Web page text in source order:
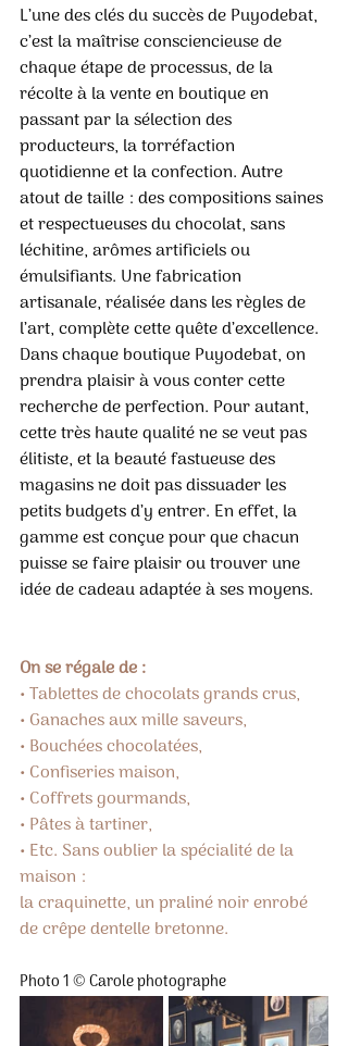
L’une des clés du succès de Puyodebat,
c’est la maîtrise consciencieuse de
chaque étape de processus, de la
récolte à la vente en boutique en
passant par la sélection des
producteurs, la torréfaction
quotidienne et la confection. Autre
atout de taille : des compositions saines
et respectueuses du chocolat, sans
léchitine, arômes artificiels ou
émulsifiants. Une fabrication
artisanale, réalisée dans les règles de
l’art, complète cette quête d’excellence.
Dans chaque boutique Puyodebat, on
prendra plaisir à vous conter cette
recherche de perfection. Pour autant,
cette très haute qualité ne se veut pas
élitiste, et la beauté fastueuse des
magasins ne doit pas dissuader les
petits budgets d’y entrer. En effet, la
gamme est conçue pour que chacun
puisse se faire plaisir ou trouver une
idée de cadeau adaptée à ses moyens.
On se régale de :
• Tablettes de chocolats grands crus,
• Ganaches aux mille saveurs,
• Bouchées chocolatées,
• Confiseries maison,
• Coffrets gourmands,
• Pâtes à tartiner,
• Etc. Sans oublier la spécialité de la
maison :
la craquinette, un praliné noir enrobé
de crêpe dentelle bretonne.
Photo 1 © Carole photographe